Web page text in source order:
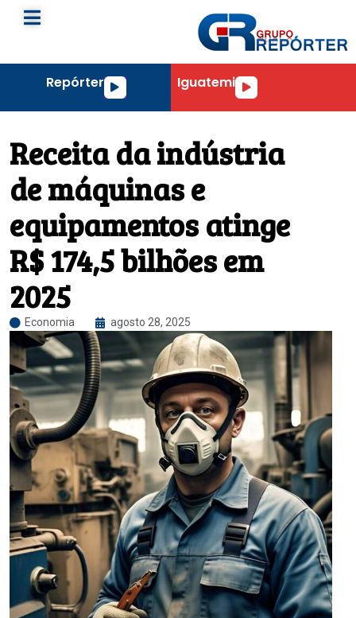
RepórterTocador
IguatemiTocador
Receita da indústria
de máquinas e
equipamentos atinge
R$ 174,5 bilhões em
2025
Economia agosto 28, 2025